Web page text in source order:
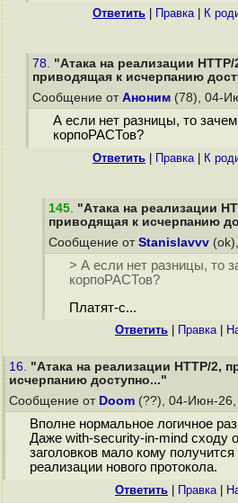
Ответить Правка| К
78. "Атака на реализации HTTP/
приводящая к исчерпанию
Сообщение от Аноним (78), 04-
А если нет разницы, то
корпоРАСТов?
Ответить Правка| К
145. "Атака на реализации
приводящая к исчерпанию
Сообщение от Stanislavvv
> А если нет разницы, то
корпоРАСТов?
Платят-с...
Ответить Правка|
16. "Атака на реализации HTTP/2,
исчерпанию доступно..."
Сообщение от Doom (??), 04-Июн-26,
Вполне нормальное логичное
Даже with-security-in-mind сходу
заголовков мало кому
реализации нового протокола.
Ответить Правка|